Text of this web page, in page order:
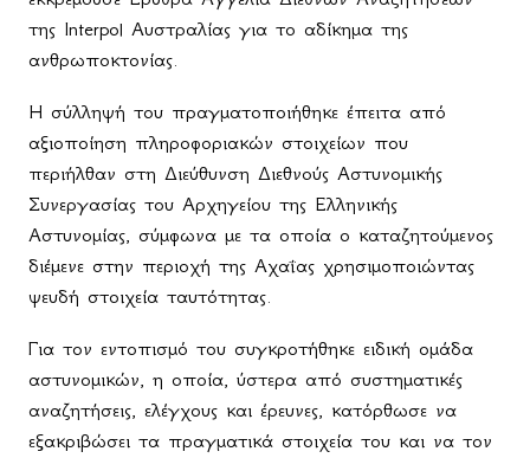
της Interpol Αυστραλίας για το αδίκημα της
ανθρωποκτονίας.
Η σύλληψή του πραγματοποιήθηκε έπειτα από
αξιοποίηση πληροφοριακών στοιχείων που
περιήλθαν στη Διεύθυνση Διεθνούς Αστυνομικής
Συνεργασίας του Αρχηγείου της Ελληνικής
Αστυνομίας, σύμφωνα με τα οποία ο καταζητούμενος
διέμενε στην περιοχή της Αχαΐας χρησιμοποιώντας
ψευδή στοιχεία ταυτότητας.
Για τον εντοπισμό του συγκροτήθηκε ειδική ομάδα
αστυνομικών, η οποία, ύστερα από συστηματικές
αναζητήσεις, ελέγχους και έρευνες, κατόρθωσε να
εξακριβώσει τα πραγματικά στοιχεία του και να τον